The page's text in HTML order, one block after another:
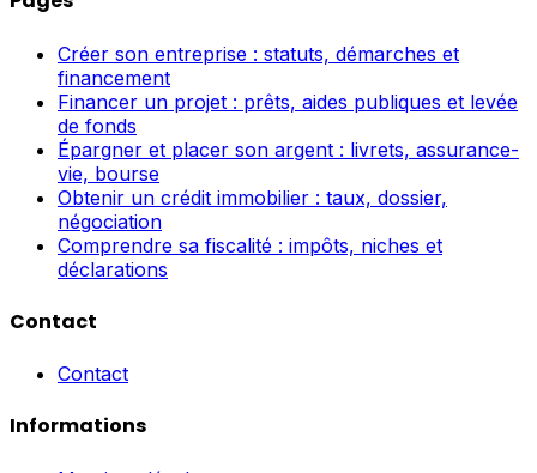
Créer son entreprise : statuts, démarches et
financement
Financer un projet : prêts, aides publiques et levée
de fonds
Épargner et placer son argent : livrets, assurance-
vie, bourse
Obtenir un crédit immobilier : taux, dossier,
négociation
Comprendre sa fiscalité : impôts, niches et
déclarations
Contact
Contact
Informations